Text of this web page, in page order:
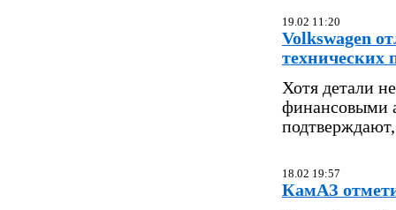
19.02 11:20
Volkswagen
технических
Хотя детали
финансовыми
18.02 19:57
КамАЗ